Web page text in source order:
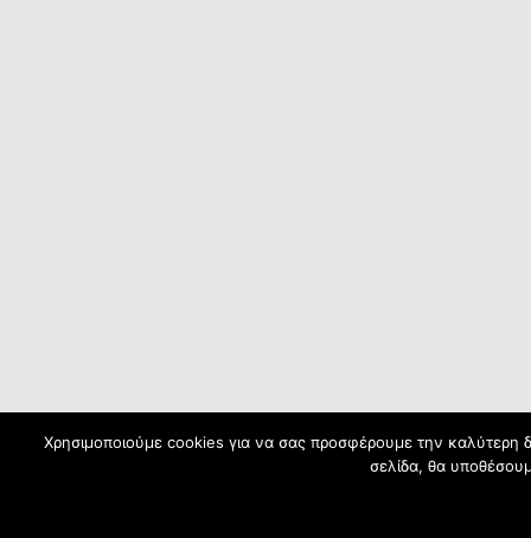
Χρησιμοποιούμε cookies για να σας προσφέρουμε την καλύτερη
σελίδα, θα